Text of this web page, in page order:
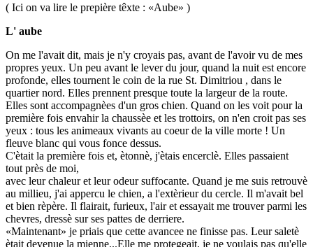
( Ici on va lire le prepière têxte : «Aube» )
L' aube
On me l'avait dit, mais je n'y croyais pas, avant de l'avoir vu de mes
propres yeux. Un peu avant le lever du jour, quand la nuit est encore
profonde, elles tournent le coin de la rue St. Dimitriou , dans le
quartier nord. Elles prennent presque toute la largeur de la route.
Elles sont accompagnèes d'un gros chien. Quand on les voit pour la
première fois envahir la chaussèe et les trottoirs, on n'en croit pas ses
yeux : tous les animeaux vivants au coeur de la ville morte ! Un
fleuve blanc qui vous fonce dessus.
C'ètait la première fois et, ètonnè, j'ètais encerclè. Elles passaient
tout près de moi,
avec leur chaleur et leur odeur suffocante. Quand je me suis retrouvè
au millieu, j'ai appercu le chien, a l'extèrieur du cercle. Il m'avait bel
et bien rèpère. Il flairait, furieux, l'air et essayait me trouver parmi les
chevres, dressè sur ses pattes de derriere.
«Maintenant» je priais que cette avancee ne finisse pas. Leur saletè
ètait devenue la mienne...Elle me protegeait, je ne voulais pas qu'elle